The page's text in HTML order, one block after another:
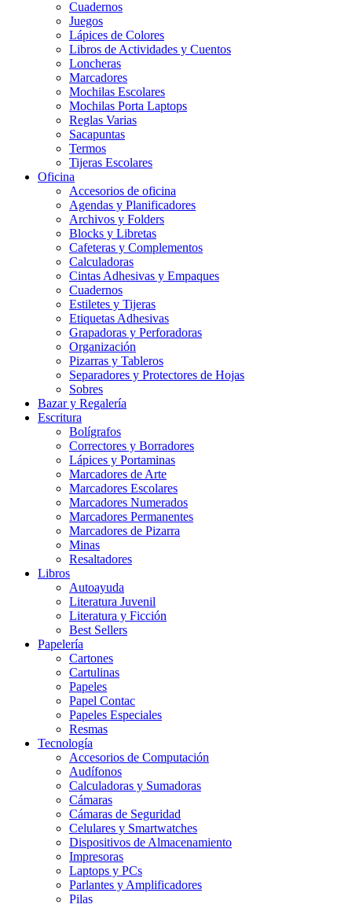
Cuadernos
Juegos
Lápices de Colores
Libros de Actividades y Cuentos
Loncheras
Marcadores
Mochilas Escolares
Mochilas Porta Laptops
Reglas Varias
Sacapuntas
Termos
Tijeras Escolares
Oficina
Accesorios de oficina
Agendas y Planificadores
Archivos y Folders
Blocks y Libretas
Cafeteras y Complementos
Calculadoras
Cintas Adhesivas y Empaques
Cuadernos
Estiletes y Tijeras
Etiquetas Adhesivas
Grapadoras y Perforadoras
Organización
Pizarras y Tableros
Separadores y Protectores de Hojas
Sobres
Bazar y Regalería
Escritura
Bolígrafos
Correctores y Borradores
Lápices y Portaminas
Marcadores de Arte
Marcadores Escolares
Marcadores Numerados
Marcadores Permanentes
Marcadores de Pizarra
Minas
Resaltadores
Libros
Autoayuda
Literatura Juvenil
Literatura y Ficción
Best Sellers
Papelería
Cartones
Cartulinas
Papeles
Papel Contac
Papeles Especiales
Resmas
Tecnología
Accesorios de Computación
Audífonos
Calculadoras y Sumadoras
Cámaras
Cámaras de Seguridad
Celulares y Smartwatches
Dispositivos de Almacenamiento
Impresoras
Laptops y PCs
Parlantes y Amplificadores
Pilas